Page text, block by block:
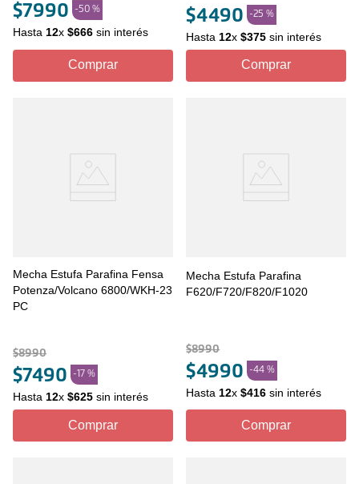
$7990 -50 %
Hasta 12x $666 sin interés
Comprar
$4490 -25 %
Hasta 12x$375 sin interés
Comprar
Mecha Estufa Parafina Fensa
Potenza/Volcano 6800/WKH-23
PC
$8990
$7490 - 17 %
Hasta 12x $625 sin interés
Comprar
Mecha Estufa Parafina
F620/F720/F820/F1020
$8990
$4990 -44 %
Hasta 12x$416 sin interés
Comprar